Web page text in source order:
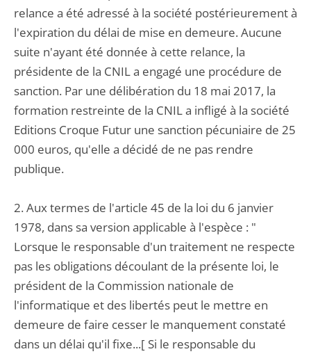
relance a été adressé à la société postérieurement à
l'expiration du délai de mise en demeure. Aucune
suite n'ayant été donnée à cette relance, la
présidente de la CNIL a engagé une procédure de
sanction. Par une délibération du 18 mai 2017, la
formation restreinte de la CNIL a infligé à la société
Editions Croque Futur une sanction pécuniaire de 25
000 euros, qu'elle a décidé de ne pas rendre
publique.
2. Aux termes de l'article 45 de la loi du 6 janvier
1978, dans sa version applicable à l'espèce : "
Lorsque le responsable d'un traitement ne respecte
pas les obligations découlant de la présente loi, le
président de la Commission nationale de
l'informatique et des libertés peut le mettre en
demeure de faire cesser le manquement constaté
dans un délai qu'il fixe...[ Si le responsable du